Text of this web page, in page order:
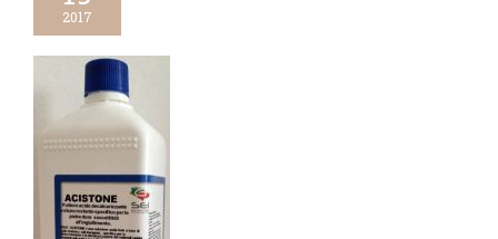
2017